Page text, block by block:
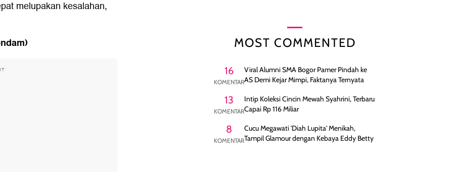
melupakan kesalahan,
MOST COMMENTED
16
KOMENTAR
Viral Alumni SMA Bogor Pamer Pindah ke
AS Demi Kejar Mimpi, Faktanya Ternyata
13
KOMENTAR
Intip Koleksi Cincin Mewah Syahrini, Terbaru
Capai Rp 116 Miliar
8
KOMENTAR
Cucu Megawati 'Diah Lupita' Menikah,
Tampil Glamour dengan Kebaya Eddy Betty